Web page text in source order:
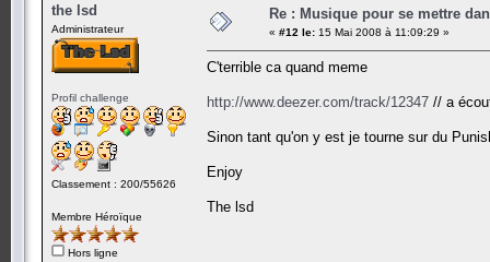
the lsd
Administrateur
Profil challenge
Classement : 200/55626
Membre Héroïque
Hors ligne
Re : Musique pour se mettre
« #12 le: 15 Mai 2008 à 11:09:29 »
C'terrible ca quand meme
http://www.deezer.com/track/12347 // a
Sinon tant qu'on y est je tourne sur du
Enjoy
The lsd